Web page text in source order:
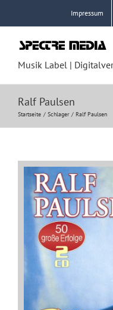
springen
Impressum
Musik Label |
Ralf Paulsen
Startseite Schlager Ralf Paulsen